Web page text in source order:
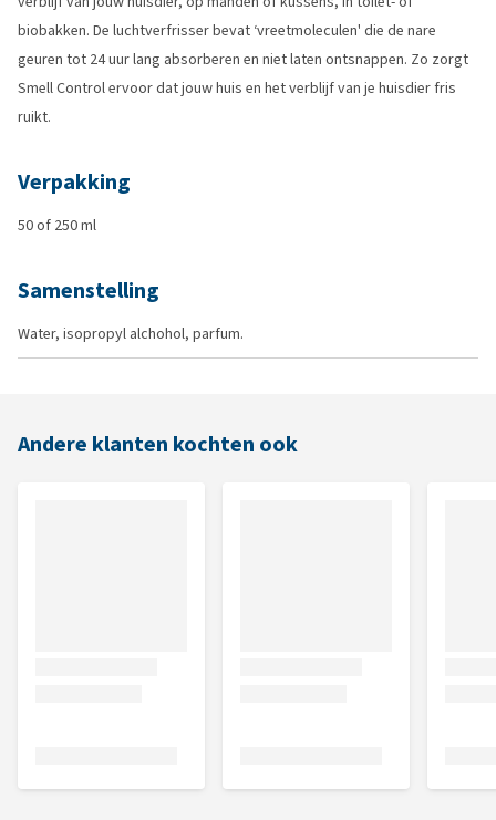
biobakken. De luchtverfrisser bevat ‘vreetmoleculen' die de nare
geuren tot 24 uur lang absorberen en niet laten ontsnappen. Zo zorgt
Smell Control ervoor dat jouw huis en het verblijf van je huisdier fris
ruikt.
Verpakking
50 of 250 ml
Samenstelling
Water, isopropyl alchohol, parfum.
Andere klanten kochten ook